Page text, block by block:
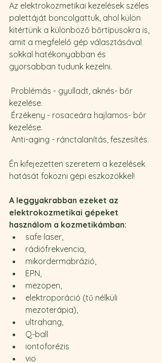
Az elektrokozmetikai kezelések széles
palettáját boncolgattuk, ahol külön
kitértünk a különböző bőrtípusokra is,
amit a megfelelő gép választásával
sokkal hatékonyabban és
gyorsabban tudunk kezelni.
Problémás - gyulladt, aknés- bőr
kezelése.
Érzékeny - rosaceára hajlamos- bőr
kezelése.
Anti-aging - ránctalanítás, feszesítés.
Én kifejezetten szeretem a kezelések
hatását fokozni gépi eszközökkel!
A leggyakrabban ezeket az
elektrokozmetikai gépeket
használom a kozmetikámban:
safe laser,
rádiófrekvencia,
mikordermabrázió,
EPN,
mezopen,
elektroporáció (tű nélküli
mezoterápia),
ultrahang,
Q-ball
iontoforézis
vio